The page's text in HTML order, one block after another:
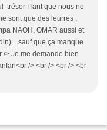
trésor !Tant que nous ne
sont que des leurres ,
NAOH, OMAR aussi et
que ça manque
/> Je me demande bien
/> <br /> <br /> <br